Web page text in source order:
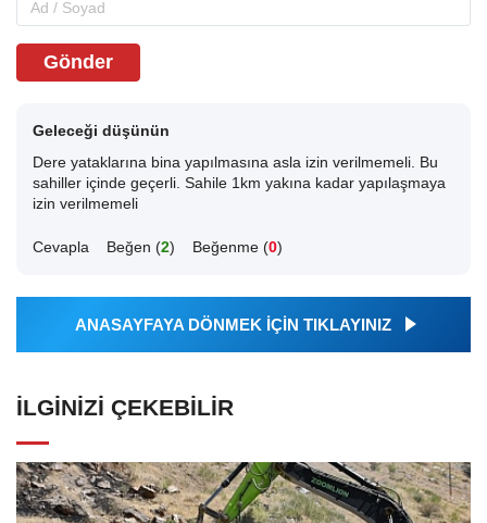
Gönder
Geleceği düşünün
Dere yataklarına bina yapılmasına asla izin verilmemeli. Bu
sahiller içinde geçerli. Sahile 1km yakına kadar yapılaşmaya
izin verilmemeli
Cevapla Beğen (2) Beğenme (0)
ANASAYFAYA DÖNMEK İÇİN TIKLAYINIZ
İLGINIZI ÇEKEBILIR